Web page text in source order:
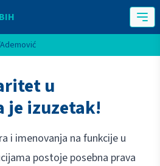
u
izuzetak!
i imenovanja na funkcije u
postoje posebna prava